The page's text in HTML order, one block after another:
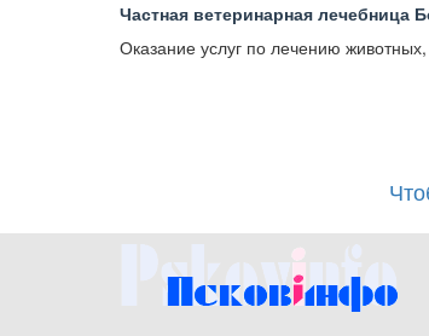
Частная ветеринарная лечебница
Оказание услуг по лечению животных,